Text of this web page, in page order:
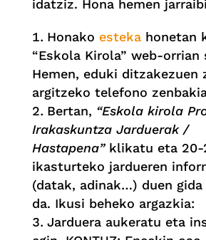
idatziz. Hona hemen
Honako estekahonetan
“Eskola Kirola” web-orrian
Hemen, eduki ditzakezuen
argitzeko telefono
Bertan, “Eskola kirola
Irakaskuntza Jarduerak /
Hastapena”klikatu eta 20-
ikasturteko jardueren
(datak, adinak…) duen gida
da. Ikusi beheko argazkia:
Jarduera aukeratu eta